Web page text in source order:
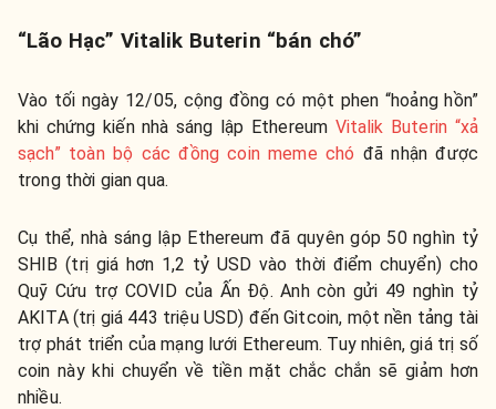
“Lão Hạc” Vitalik Buterin “bán chó”
Vào tối ngày 12/05, cộng đồng có một phen “hoảng hồn”
khi chứng kiến nhà sáng lập Ethereum Vitalik Buterin “xả
sạch” toàn bộ các đồng coin meme chó đã nhận được
trong thời gian qua.
Cụ thể, nhà sáng lập Ethereum đã quyên góp 50 nghìn tỷ
SHIB (trị giá hơn 1,2 tỷ USD vào thời điểm chuyển) cho
Quỹ Cứu trợ COVID của Ấn Độ. Anh còn gửi 49 nghìn tỷ
AKITA (trị giá 443 triệu USD) đến Gitcoin, một nền tảng tài
trợ phát triển của mạng lưới Ethereum. Tuy nhiên, giá trị số
coin này khi chuyển về tiền mặt chắc chắn sẽ giảm hơn
nhiều.